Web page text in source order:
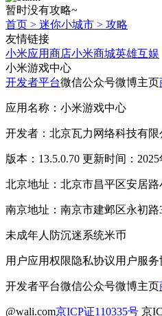
暂时没有攻略~
首页 > 迷你小城市 > 攻略
友情链接
小米应用商店小米商城英雄互娱
小米游戏中心
开发者平台微信公众号微博主页
应用名称：小米游戏中心
开发者：北京瓦力网络科技有限
版本：13.5.0.70 更新时间：2025
北京地址：北京市昌平区安居路
南京地址：南京市建邺区永初路
未成年人防沉迷系统米币
用户应用权限隐私协议用户服务
开发者平台微信公众号微博主页
@wali.com京ICP证110335号 京